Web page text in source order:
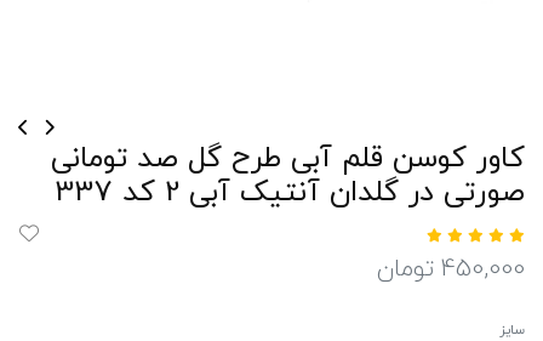
کاور کوسن قلم آبی طرح گل صد تومانی
صورتی در گلدان آنتیک آبی 2 کد 337
450,000 تومان
سایز